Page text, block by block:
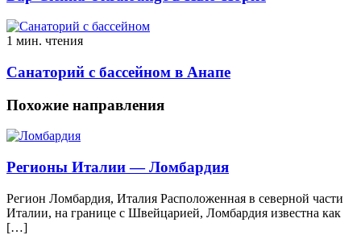
1 мин. чтения
Санаторий с бассейном в Анапе
Похожие направления
Регионы Италии — Ломбардия
Регион Ломбардия, Италия Расположенная в северной части
Италии, на границе с Швейцарией, Ломбардия известна как
[…]